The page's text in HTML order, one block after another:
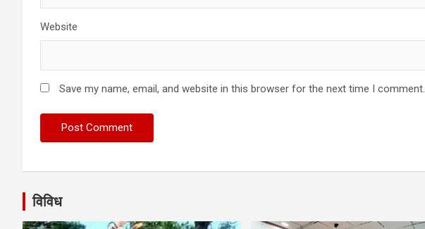
Website
Save my name, email, and website in this browser for the next time I comment.
विविध